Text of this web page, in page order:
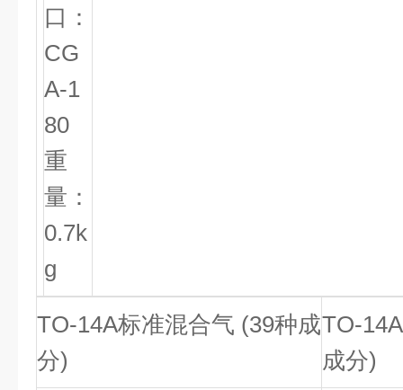
口：
CG
A-1
80
重
量：
0.7k
g
TO-14A标准混合气 (39种成
分)
TO-
成分)